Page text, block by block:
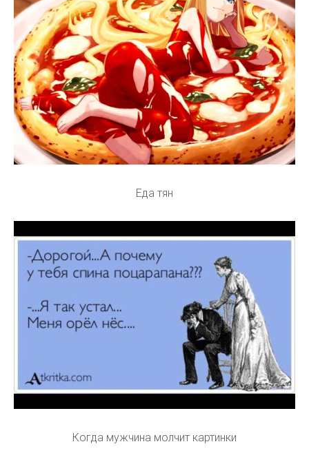
Еда тян
Когда мужчина молчит картинки